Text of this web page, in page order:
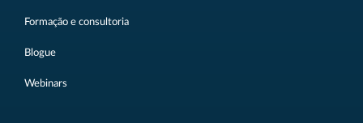
Formação e consultoria
Blogue
Webinars